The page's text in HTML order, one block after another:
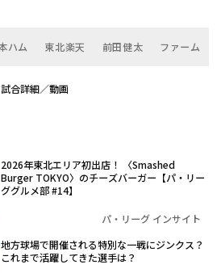
ハム 東北楽天 前田健太 ファーム
試合詳細／動画
2026年東北エリア初出店！ 〈Smashed
Burger TOKYO〉のチーズバーガー【パ・リー
ググルメ部 #14】
パ・リーグ インサイト
地方球場で開催される特別な一戦にジンクス？
これまで活躍してきた選手は？